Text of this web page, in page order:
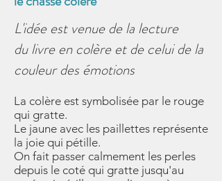
L'idée est venue de la lecture
dulivre en colèreet de celui de la
couleur des émotions
La colère est symbolisée par le rouge
qui gratte.
Le jaune avec les paillettes représente
la joie qui pétille.
On fait passer calmement les perles
depuis le coté qui gratte jusqu'au